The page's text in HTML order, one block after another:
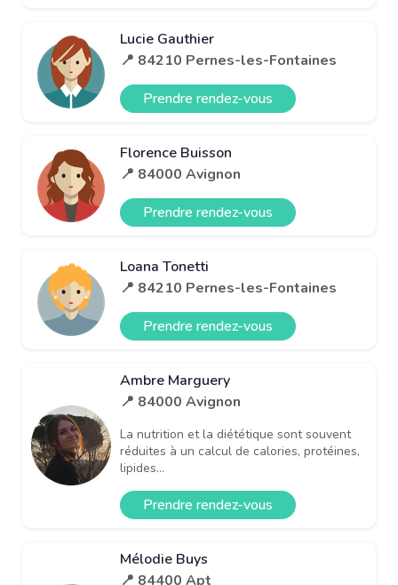
Lucie Gauthier
📍 84210 Pernes-les-Fontaines
Prendre rendez-vous
Florence Buisson
📍 84000 Avignon
Prendre rendez-vous
Loana Tonetti
📍 84210 Pernes-les-Fontaines
Prendre rendez-vous
Ambre Marguery
📍 84000 Avignon
La nutrition et la diététique sont souvent
réduites à un calcul de calories, protéines,
lipides...
Prendre rendez-vous
Mélodie Buys
📍 84400 Apt